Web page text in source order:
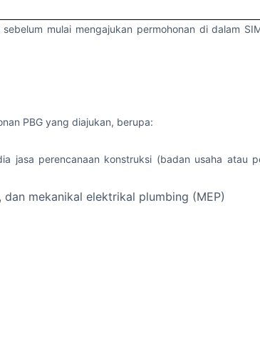
mulai mengajukan permohonan di dalam
PBG yang diajukan, berupa:
jasa perencanaan konstruksi (badan usaha atau
mekanikal elektrikal plumbing (MEP)